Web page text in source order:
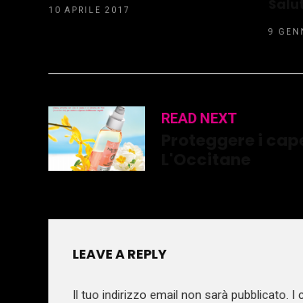
10 APRILE 2017
9
READ NEXT
LEAVE A REPLY
Il tuo indirizzo email non sarà pubblicato. I